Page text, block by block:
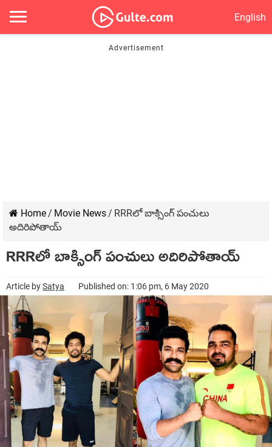
English
Home/ Movie News/ RRRలో బాక్సింగ్ పంచులు
అదిరిపోతాయ్
RRRలో బాక్సింగ్ పంచులు అదిరిపోతాయ్
Article bySatya Published on: 1:06 pm, 6 May 2020